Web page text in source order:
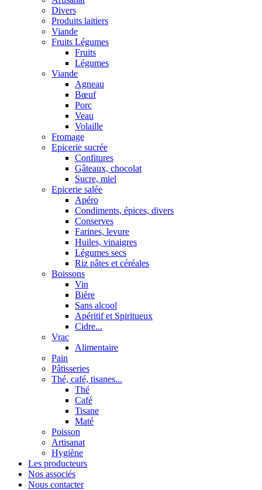
Divers
Produits laitiers
Viande
Fruits Légumes
Fruits
Légumes
Viande
Agneau
Bœuf
Porc
Veau
Volaille
Fromage
Epicerie sucrée
Confitures
Gâteaux, chocolat
Sucre, miel
Epicerie salée
Apéro
Condiments, épices, divers
Conserves
Farines, levure
Huiles, vinaigres
Légumes secs
Riz pâtes et céréales
Boissons
Vin
Bière
Sans alcool
Apéritif et Spiritueux
Cidre...
Vrac
Alimentaire
Pain
Pâtisseries
Thé, café, tisanes...
Thé
Café
Tisane
Maté
Poisson
Artisanat
Hygiène
Les producteurs
Nos associés
Nous contacter